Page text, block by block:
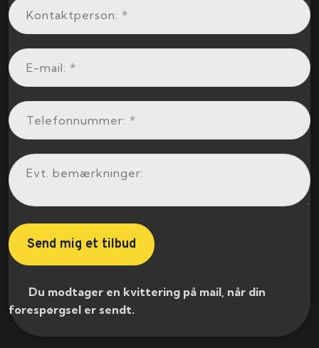
​ Du modtager en kvittering på mail, når din
forespørgsel er sendt.​